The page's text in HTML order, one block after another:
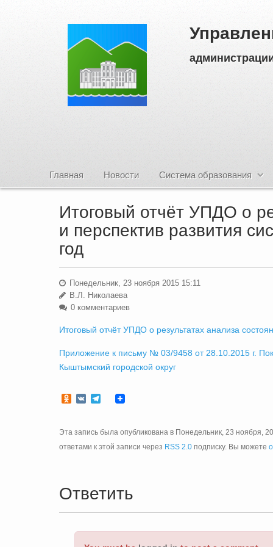
Главная Новости Система образования
Итоговый отчёт УПДО о
и перспектив развития
год
Понедельник, 23 ноября 2015 15:11
В.Л. Николаева
0 комментариев
Итоговый отчёт УПДО о результатах анализа
Приложение к письму № 03/9458 от 28.10.2015 г.
Кыштымский городской округ
Odnoklassniki
VK Telegram
Эта запись была опубликована в Понедельник, 23 ноября,
ответами к этой записи через RSS 2.0 подписку. Вы можете
Ответить